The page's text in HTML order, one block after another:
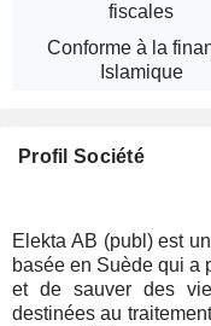
fiscales
Conforme à la
Islamique
Profil Société
Elekta AB (publ) est
basée en Suède qui a
et de sauver des
destinées au